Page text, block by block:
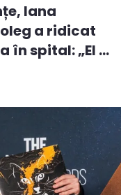
Iana
a ridicat
în spital: „El a